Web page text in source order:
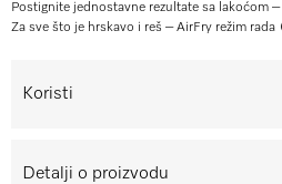
Postignite jednostavne rezultate sa lakoćom –
Za sve što je hrskavo i reš –AirFry režim rada
Koristi
Detalji o proizvodu